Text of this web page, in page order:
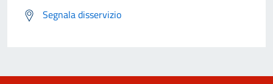
Segnala disservizio